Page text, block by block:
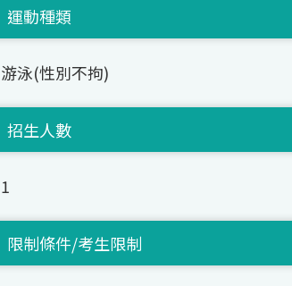
運動種類
游泳(性別不拘)
招生人數
1
限制條件/考生限制